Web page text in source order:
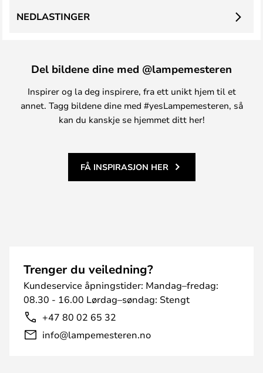
NEDLASTINGER
Del bildene dine med @lampemesteren
Inspirer og la deg inspirere, fra ett unikt hjem til et
annet. Tagg bildene dine med #yesLampemesteren, så
kan du kanskje se hjemmet ditt her!
FÅ INSPIRASJON HER
Trenger du veiledning?
Kundeservice åpningstider: Mandag–fredag:
08.30 - 16.00 Lørdag–søndag: Stengt
+47 80 02 65 32
info@lampemesteren.no